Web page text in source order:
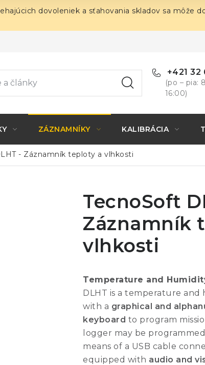
dovoleniek a sťahovania skladov sa môže
+421 32
(po – pia:
16:00)
ZÁZNAMNÍKY KALIBRÁCIA
- Záznamník teploty a vlhkosti
TecnoSoft
Záznamník
vlhkosti
Temperature and
DLHT is a temperature
with a graphical and
keyboard to program
logger may be
means of a USB cable
equipped with audio and